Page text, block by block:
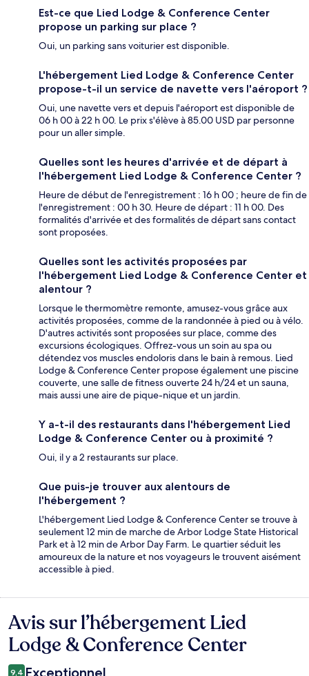
Est-ce que Lied Lodge & Conference Center
propose un parking sur place ?
Oui, un parking sans voiturier est disponible.
L'hébergement Lied Lodge & Conference Center
propose-t-il un service de navette vers l'aéroport ?
Oui, une navette vers et depuis l'aéroport est disponible de
06 h 00 à 22 h 00. Le prix s'élève à 85.00 USD par personne
pour un aller simple.
Quelles sont les heures d'arrivée et de départ à
l'hébergement Lied Lodge & Conference Center ?
Heure de début de l'enregistrement : 16 h 00 ; heure de fin de
l'enregistrement : 00 h 30. Heure de départ : 11 h 00. Des
formalités d'arrivée et des formalités de départ sans contact
sont proposées.
Quelles sont les activités proposées par
l'hébergement Lied Lodge & Conference Center et
alentour ?
Lorsque le thermomètre remonte, amusez-vous grâce aux
activités proposées, comme de la randonnée à pied ou à vélo.
D'autres activités sont proposées sur place, comme des
excursions écologiques. Offrez-vous un soin au spa ou
détendez vos muscles endoloris dans le bain à remous. Lied
Lodge & Conference Center propose également une piscine
couverte, une salle de fitness ouverte 24 h/24 et un sauna,
mais aussi une aire de pique-nique et un jardin.
Y a-t-il des restaurants dans l'hébergement Lied
Lodge & Conference Center ou à proximité ?
Oui, il y a 2 restaurants sur place.
Que puis-je trouver aux alentours de
l'hébergement ?
L'hébergement Lied Lodge & Conference Center se trouve à
seulement 12 min de marche de Arbor Lodge State Historical
Park et à 12 min de Arbor Day Farm. Le quartier séduit les
amoureux de la nature et nos voyageurs le trouvent aisément
accessible à pied.
Avis
Avis sur l’hébergement Lied
Lodge & Conference Center
9,4